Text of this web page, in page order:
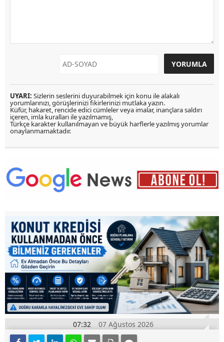
UYARI: Sizlerin seslerini duyurabilmek için konu ile alakalı
yorumlarınızı, görüşlerinizi fikirlerinizi mutlaka yazın.
Küfür, hakaret, rencide edici cümleler veya imalar, inançlara saldırı
içeren, imla kuralları ile yazılmamış,
Türkçe karakter kullanılmayan ve büyük harflerle yazılmış yorumlar
onaylanmamaktadır.
07:32 07 Ağustos 2026